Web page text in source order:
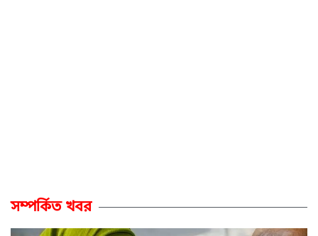
সম্পর্কিত খবর